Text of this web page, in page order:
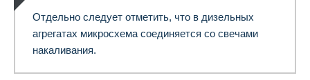
Отдельно следует отметить, что в дизельных
агрегатах микросхема соединяется со свечами
накаливания.